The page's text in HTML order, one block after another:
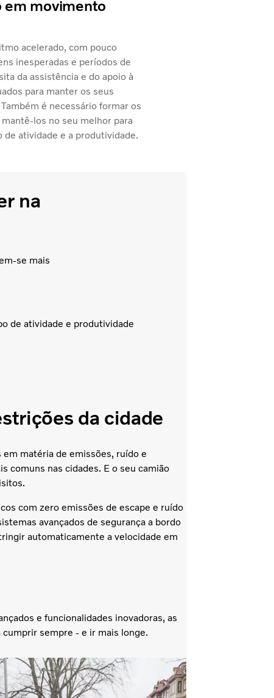
em movimento
acelerado, com pouco
inesperadas e períodos de
da assistência e do apoio à
para manter os seus
é necessário formar os
los no seu melhor para
de atividade e a produtividade.
na
se mais
de atividade e produtividade
da cidade
matéria de emissões, ruído e
comuns nas cidades. E o seu camião
com zero emissões de escape e ruído
avançados de segurança a bordo
automaticamente a velocidade em
e funcionalidades inovadoras, as
cumprir sempre - e ir mais longe.